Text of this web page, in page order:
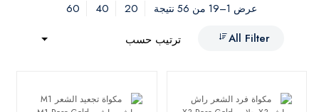
عرض 1–19 من 56 نتيجة 20
40
60
All Filter
ترتيب حسب